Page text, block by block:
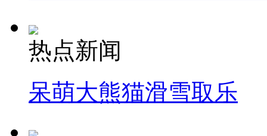
纽约上演“枕头大战”
热点新闻
呆萌大熊猫滑雪取乐